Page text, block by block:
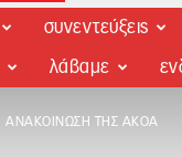
συνεντεύξεις
λάβαμε
ΑΝΑΚΟΊΝΩΣΗ ΤΗΣ ΑΚΟΑ